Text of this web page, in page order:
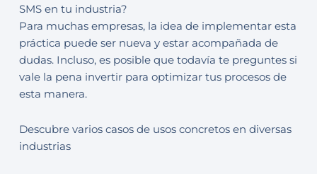
SMS en tu industria?
Para muchas empresas, la idea de implementar esta
práctica puede ser nueva y estar acompañada de
dudas. Incluso, es posible que todavía te preguntes si
vale la pena invertir para optimizar tus procesos de
esta manera.
Descubre varios casos de usos concretos en diversas
industrias